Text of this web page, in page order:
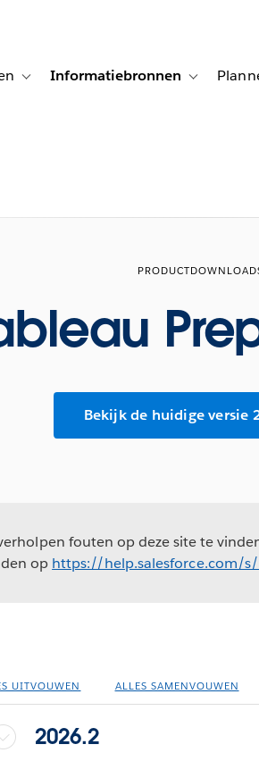
for Klanten aan het woord
Toggle sub-navigation for Oplossingen
Informatiebronnen Toggle sub-
Bekijk de huidige versie
fouten op deze site te
op https://help.salesforce.com/s/
UITVOUWEN ALLES SAMENVOUWEN
2026.2